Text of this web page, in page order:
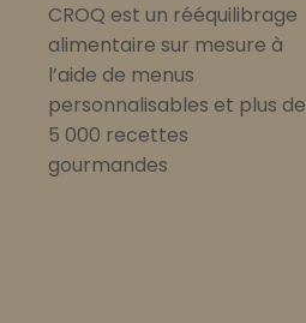
CROQ est un rééquilibrage
alimentaire sur mesure à
l’aide de menus
personnalisables et plus de
5 000 recettes
gourmandes